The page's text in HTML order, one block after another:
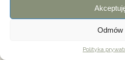
Odmów
Polityka